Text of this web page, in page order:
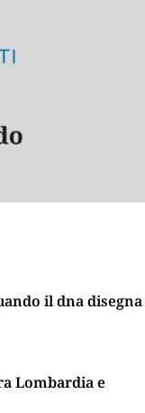
il dna disegna
Lombardia e